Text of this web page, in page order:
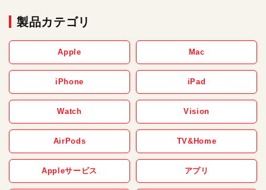
製品カテゴリ
Apple Mac
iPhone iPad
Watch Vision
AirPods TV&Home
Appleサービス アプリ